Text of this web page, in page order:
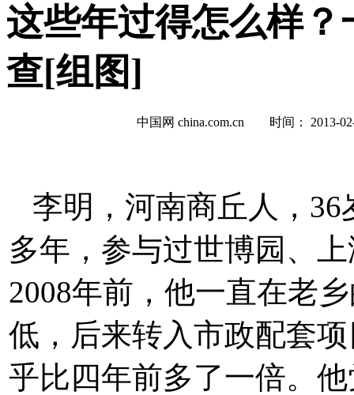
这些年过得怎么样
查[组图]
中国网 china.com.cn 时间：
李明，河南商丘人，
多年，参与过世博园、
2008年前，他一直在老
低，后来转入市政配套
乎比四年前多了一倍。